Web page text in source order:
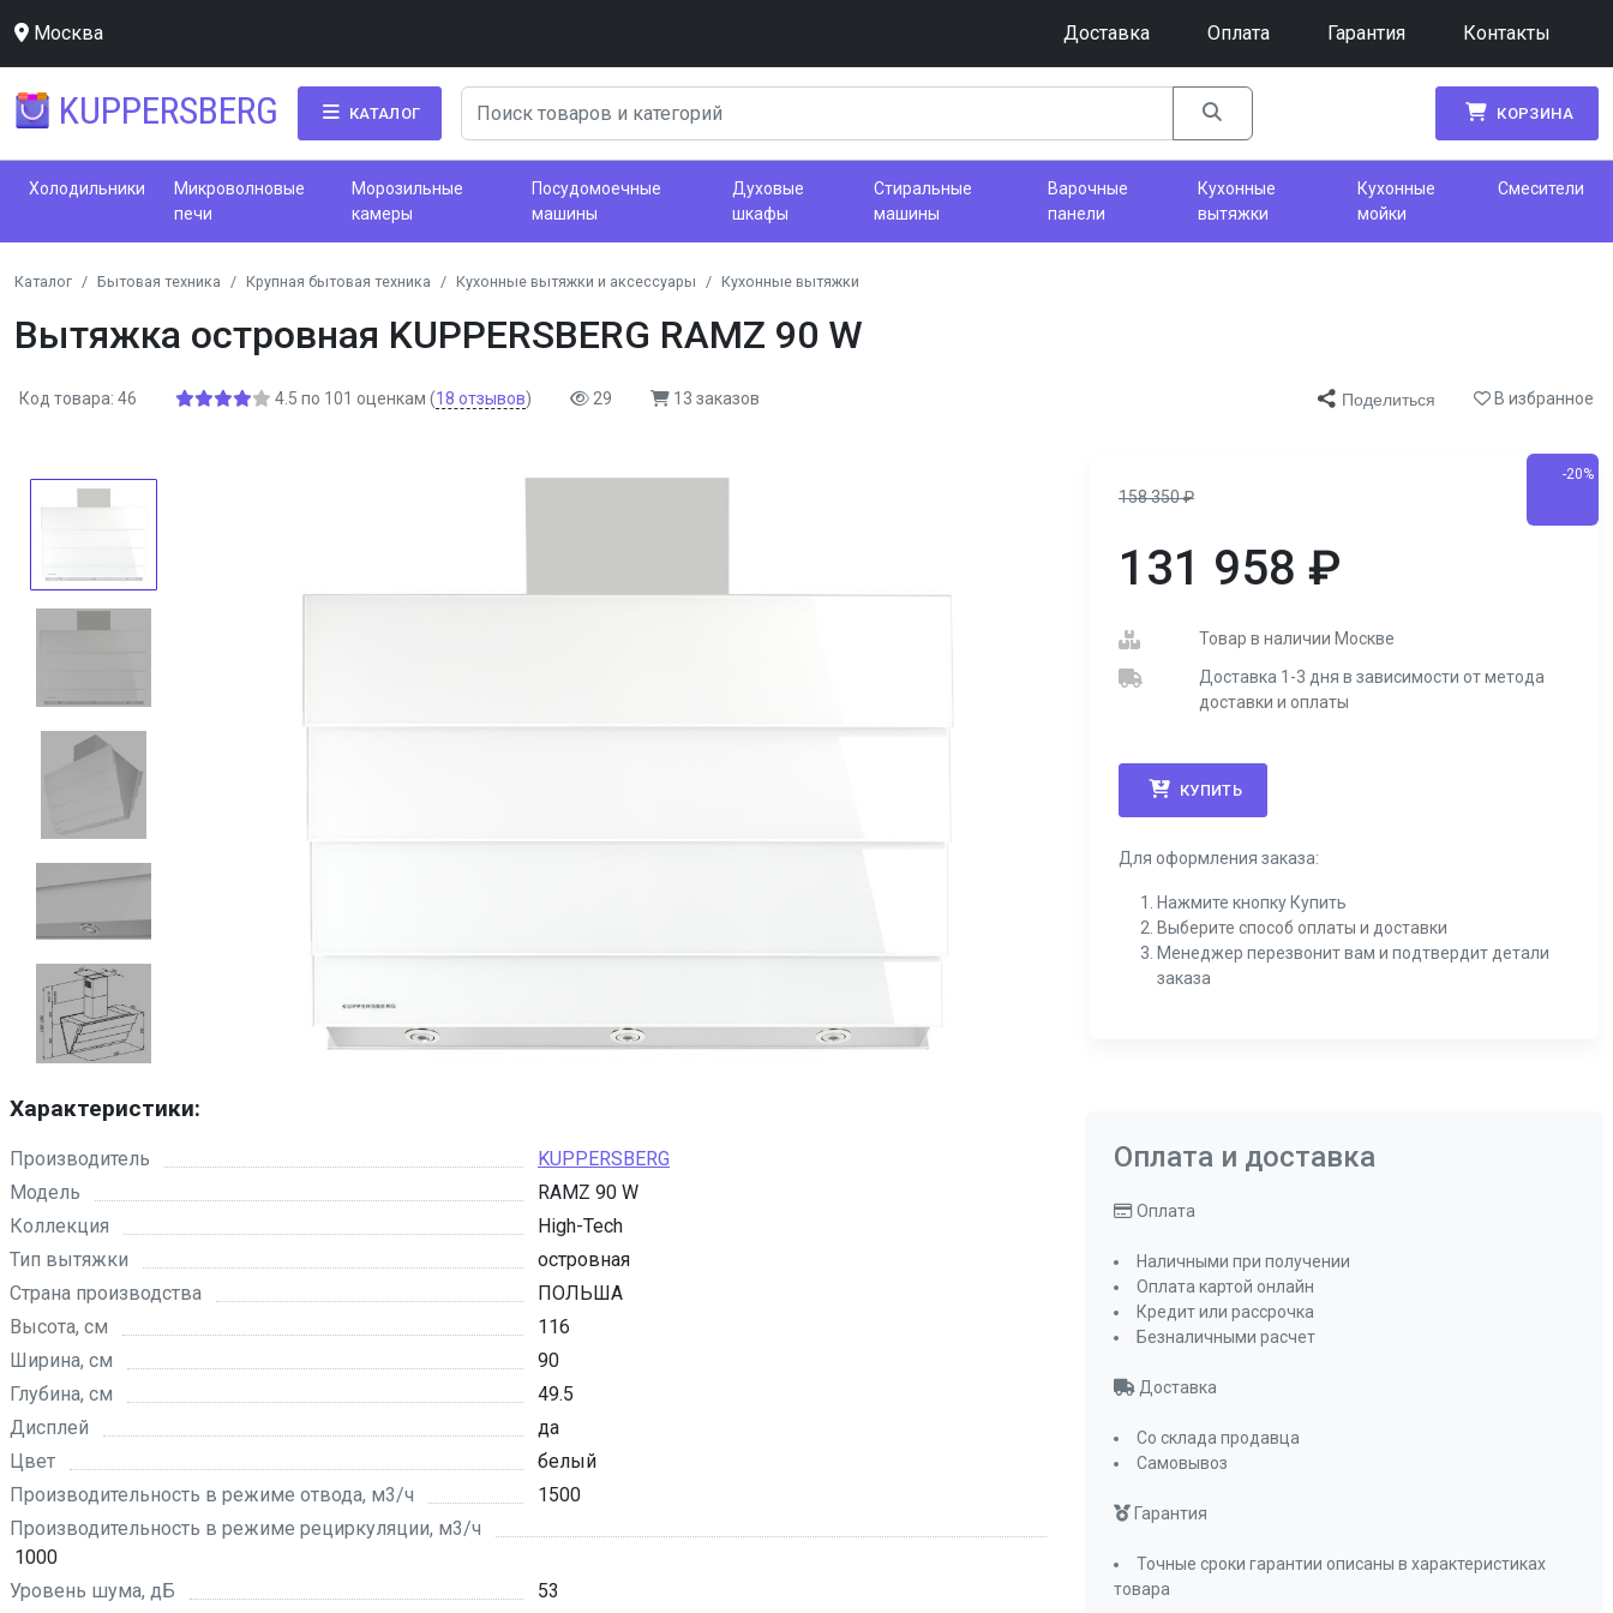
Москва Доставка Оплата Гарантия Контакты
KUPPERSBERG КАТАЛОГ КОРЗИНА
Холодильники
Микроволновые
печи
Морозильные
камеры
Посудомоечные
машины
Духовые
шкафы
Стиральные
машины
Варочные
панели
Кухонные
вытяжки
Кухонные
мойки
Смесители
Каталог Бытовая техника Крупная бытовая техника Кухонные вытяжки и аксессуары Кухонные вытяжки
Вытяжка островная KUPPERSBERG RAMZ 90 W
Код товара: 46 4.5 по 101 оценкам (18 отзывов) 29 13 заказов Поделиться В избранное
158 350₽
-20%
131 958 ₽
Товар в наличии Москве
Доставка 1-3 дня в зависимости от метода
доставки и оплаты
КУПИТЬ
Для оформления заказа:
Нажмите кнопку Купить
Выберите способ оплаты и доставки
Менеджер перезвонит вам и подтвердит детали
заказа
Характеристики:
Производитель
KUPPERSBERG
Модель
RAMZ 90 W
Коллекция
High-Tech
Тип вытяжки
островная
Страна производства
ПОЛЬША
Высота, см
116
Ширина, см
90
Глубина, см
49.5
Дисплей
да
Цвет
белый
Производительность в режиме отвода, м3/ч
1500
Производительность в режиме рециркуляции, м3/ч
1000
Уровень шума, дБ
53
Оплата и доставка
Оплата
Наличными при получении
Оплата картой онлайн
Кредит или рассрочка
Безналичными расчет
Доставка
Со склада продавца
Самовывоз
Гарантия
Точные сроки гарантии описаны в характеристиках
товара